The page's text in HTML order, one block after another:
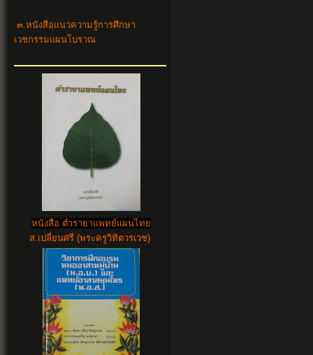
๓.หนังสือแนวความรู้การศึกษา
เวชกรรมแผนโบราณ
หนังสือ ตำรายาแพทย์แผนไทย
ส.เปลี่ยนศรี (พระครูวิทิตวรเวช)